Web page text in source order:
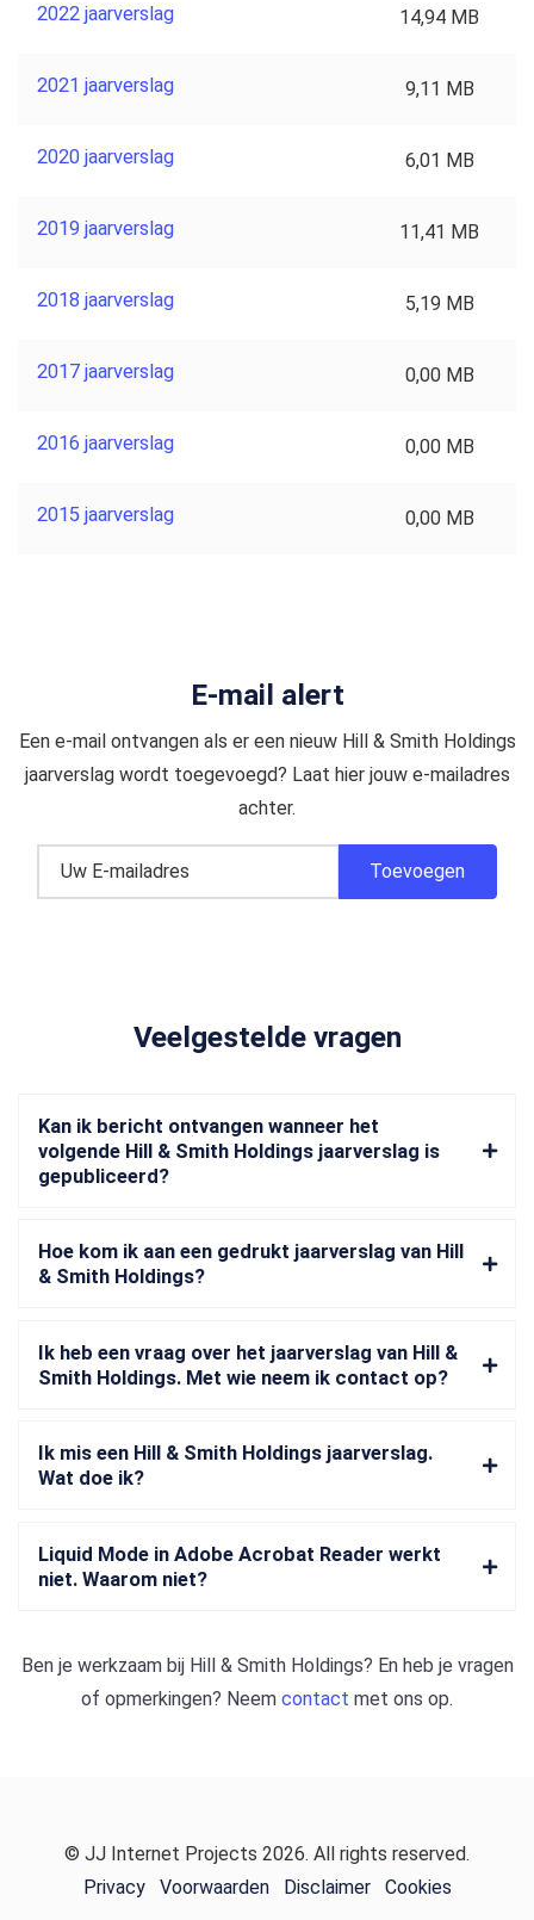
2022 jaarverslag 14,94 MB
2021 jaarverslag 9,11 MB
2020 jaarverslag 6,01 MB
2019 jaarverslag 11,41 MB
2018 jaarverslag 5,19 MB
2017 jaarverslag 0,00 MB
2016 jaarverslag 0,00 MB
2015 jaarverslag 0,00 MB
E-mail alert
Een e-mail ontvangen als er een nieuw Hill & Smith Holdings
jaarverslag wordt toegevoegd? Laat hier jouw e-mailadres
achter.
Veelgestelde vragen
Kan ik bericht ontvangen wanneer het
volgende Hill & Smith Holdings jaarverslag is
gepubliceerd?
Hoe kom ik aan een gedrukt jaarverslag van Hill
& Smith Holdings?
Ik heb een vraag over het jaarverslag van Hill &
Smith Holdings. Met wie neem ik contact op?
Ik mis een Hill & Smith Holdings jaarverslag.
Wat doe ik?
Liquid Mode in Adobe Acrobat Reader werkt
niet. Waarom niet?
Ben je werkzaam bij Hill & Smith Holdings? En heb je vragen
of opmerkingen? Neem contact met ons op.
© JJ Internet Projects 2026. All rights reserved.
Privacy
Voorwaarden Disclaimer Cookies